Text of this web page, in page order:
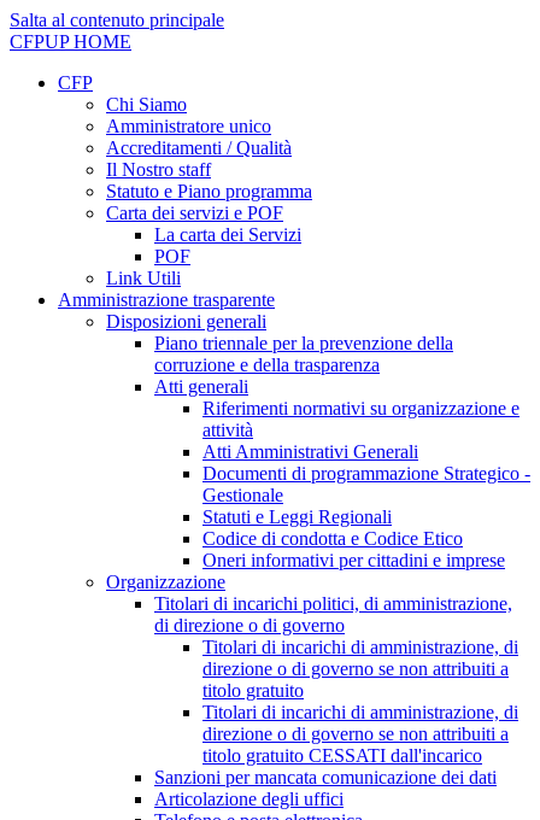
Salta al contenuto principale
CFPUPHOME
CFP
Chi Siamo
Amministratore unico
Accreditamenti / Qualità
Il Nostro staff
Statuto e Piano programma
Carta dei servizi e POF
La carta dei Servizi
POF
Link Utili
Amministrazione trasparente
Disposizioni generali
Piano triennale per la prevenzione della
corruzione e della trasparenza
Atti generali
Riferimenti normativi su organizzazione e
attività
Atti Amministrativi Generali
Documenti di programmazione Strategico -
Gestionale
Statuti e Leggi Regionali
Codice di condotta e Codice Etico
Oneri informativi per cittadini e imprese
Organizzazione
Titolari di incarichi politici, di amministrazione,
di direzione o di governo
Titolari di incarichi di amministrazione, di
direzione o di governo se non attribuiti a
titolo gratuito
Titolari di incarichi di amministrazione, di
direzione o di governo se non attribuiti a
titolo gratuito CESSATI dall'incarico
Sanzioni per mancata comunicazione dei dati
Articolazione degli uffici